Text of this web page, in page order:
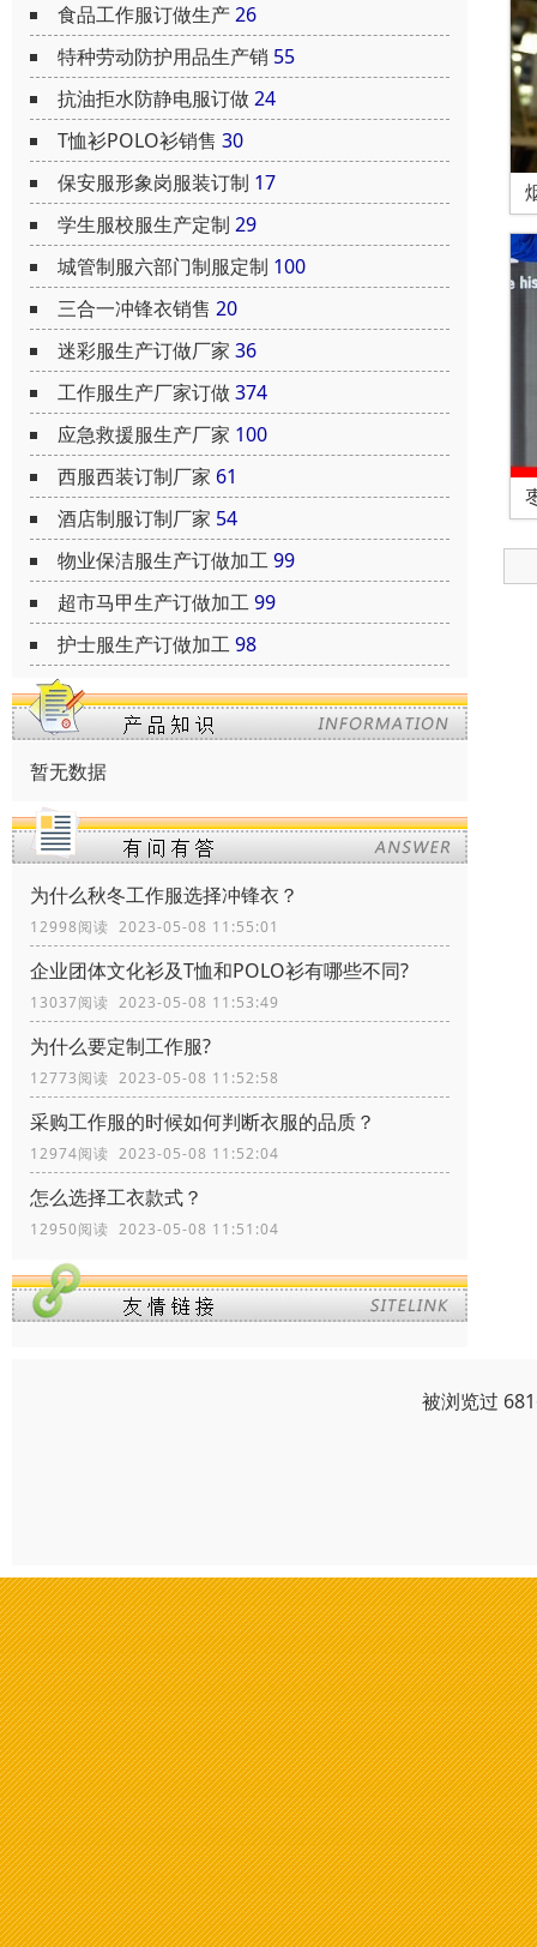
食品工作服订做生产26
特种劳动防护用品生产销 55
抗油拒水防静电服订做24
T恤衫POLO衫销售 30
保安服形象岗服装订制 17
学生服校服生产定制 29
城管制服六部门制服定制 100
三合一冲锋衣销售 20
迷彩服生产订做厂家 36
工作服生产厂家订做374
应急救援服生产厂家 100
西服西装订制厂家 61
酒店制服订制厂家 54
物业保洁服生产订做加工99
超市马甲生产订做加工99
护士服生产订做加工98
暂无数据
为什么秋冬工作服选择冲锋衣？
12998阅读 2023-05-08 11:55:01
企业团体文化衫及T恤和POLO衫有哪些不同?
13037阅读 2023-05-08 11:53:49
为什么要定制工作服?
12773阅读 2023-05-08 11:52:58
采购工作服的时候如何判断衣服的品质？
12974阅读 2023-05-08 11:52:04
怎么选择工衣款式？
12950阅读 2023-05-08 11:51:04
被浏览过